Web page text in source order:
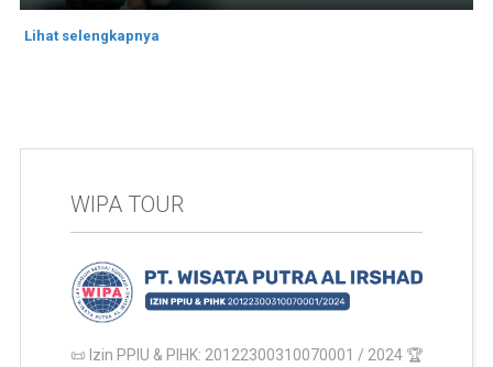
Lihat selengkapnya
WIPA TOUR
📜 Izin PPIU & PIHK: 20122300310070001 / 2024 🏆